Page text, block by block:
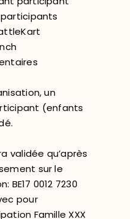
participants
un
(enfants
validée qu’après
sur le
BE17 0012 7230
pour
Famille XXX